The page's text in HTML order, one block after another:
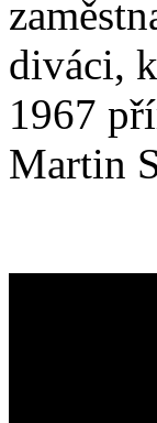
diváci,
1967
Martin